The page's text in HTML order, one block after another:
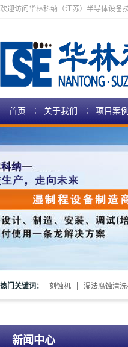
欢迎访问华林科纳（江苏）半导体设备
首页 关于我们 项目案例
热门关键词： 刻蚀机 湿法腐蚀清
新闻中心